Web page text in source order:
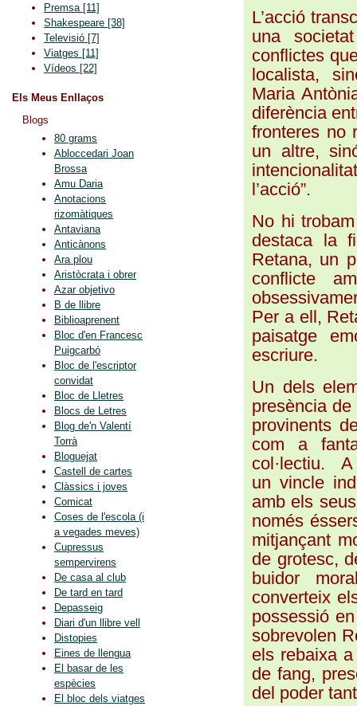
L’acció
una
conflictes
localista,
Maria
diferència
fronteres no
un altre,
l’acció”.
No hi
destaca la
Retana, un
conflicte
Per a ell,
paisatge
escriure.
Un dels
presència
provinents
com a
col·lectiu.
unvincle
amb els
només
mitjançant
de grotesc,
buidor
converteix
possessió
sobrevolen
els rebaixa
de fang,
del poder
Premsa [11]
Shakespeare [38]
Televisió [7]
Viatges [11]
Vídeos [22]
Els Meus Enllaços
Blogs
80 grams
Abloccedari Joan
Brossa
Amu Daria
Anotacions
rizomàtiques
Antaviana
Anticànons
Ara plou
Aristòcrata i obrer
Azar objetivo
B de llibre
Biblioaprenent
Bloc d'en Francesc
Puigcarbó
Bloc de l'escriptor
convidat
Bloc de Lletres
Blocs de Letres
Blog de'n Valentí
Torrà
Bloguejat
Castell de cartes
Clàssics i joves
Comicat
Coses de l'escola (i
a vegades meves)
Cupressus
sempervirens
De casa al club
De tard en tard
Depasseig
Diari d'un llibre vell
Distopies
Eines de llengua
El basar de les
espècies
El bloc dels viatges